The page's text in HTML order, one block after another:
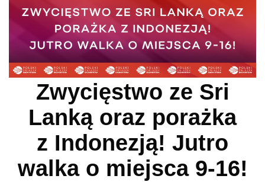
Zwycięstwo ze Sri
Lanką oraz porażka
z Indonezją! Jutro
walka o miejsca 9-16!